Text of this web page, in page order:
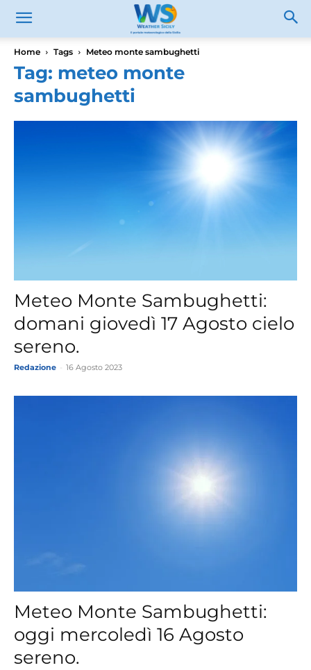
Home Tags Meteo monte sambughetti
Tag: meteo monte
sambughetti
Meteo Monte Sambughetti:
domani giovedì 17 Agosto cielo
sereno.
Redazione 16 Agosto 2023
Meteo Monte Sambughetti:
oggi mercoledì 16 Agosto
sereno.